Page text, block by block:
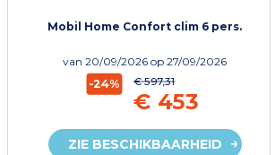
Mobil Home Confort clim 6 pers.
van20/09/2026op 27/09/2026
-24% € 597,31
€ 453
ZIE BESCHIKBAARHEID